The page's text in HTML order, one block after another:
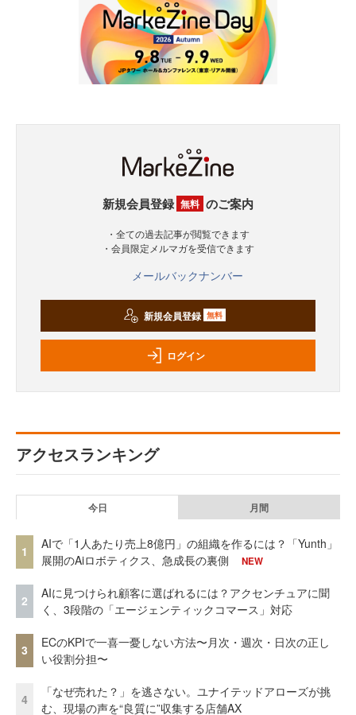
新規会員登録 無料 のご案内
・全ての過去記事が閲覧できます
・会員限定メルマガを受信できます
メールバックナンバー
新規会員登録 無料
ログイン
アクセスランキング
今日 月間
1
AIで「1人あたり売上8億円」の組織を作るには？「Yunth」
展開のAiロボティクス、急成長の裏側
NEW
2
AIに見つけられ顧客に選ばれるには？アクセンチュアに聞
く、3段階の「エージェンティックコマース」対応
3
ECのKPIで一喜一憂しない方法〜月次・週次・日次の正し
い役割分担〜
4
「なぜ売れた？」を逃さない。ユナイテッドアローズが挑
む、現場の声を“良質に”収集する店舗AX